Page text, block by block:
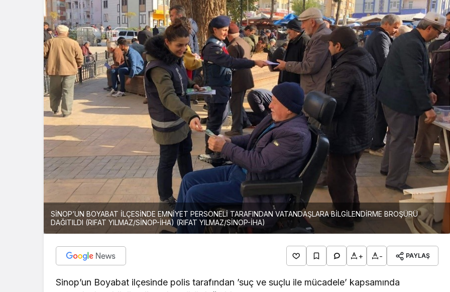
SİNOP’UN BOYABAT İLÇESİNDE EMNİYET PERSONELİ TARAFINDAN VATANDAŞLARA BİLGİLENDİRME BROŞÜRÜ
DAĞITILDI (RIFAT YILMAZ/SİNOP-İHA) (RIFAT YILMAZ/SİNOP-İHA)
+ - PAYLAŞ
Sinop’un Boyabat ilçesinde polis tarafından ’suç ve suçlu ile mücadele’ kapsamında
Gündem
Türkiye’nin savunma sanayi
yolculuğu: Yıldırımhan’a
uzanan stratejik dönüşüm